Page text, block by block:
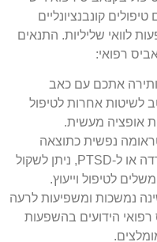
קונבנציונליים
לוואי שליליות. התנאים
רפואי:
אתכם עם כאב
אחרות לטיפול
אופציה מעשית.
נפשית כתוצאה
מהתאונה מובילה להפרעות חרדה או ל-PTSD, ניתן לשקול
לטיפול וייעוץ.
נמשכות ומשפיעות לרעה
הידועים בהשפעות